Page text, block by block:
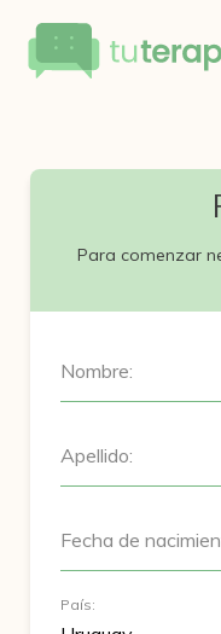
Para comenzar
Nombre:
Apellido:
Fecha de
País: